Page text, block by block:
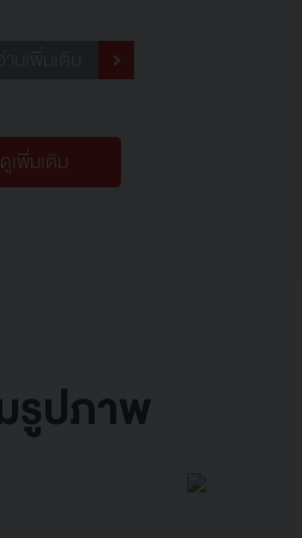
ดูเพิ่มเติม
รูปภาพ